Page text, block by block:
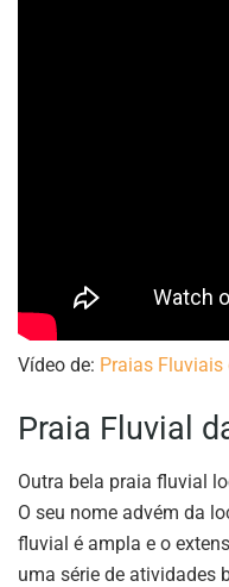
Vídeo de: Praias Fluviais
Praia Fluvial
Outra bela praia fluvial
O seu nome advém da
fluvial é ampla e o
uma série de atividades